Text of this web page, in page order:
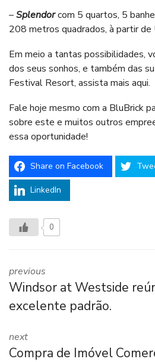
–Splendorcom 5 quartos, 5
208 metros quadrados, à partir
Em meio a tantas possibilidades,
dos seus sonhos, e também das
Festival Resort, assista mais aqui.
Fale hoje mesmo com a BluBrick
sobre este e muitos outros
essa oportunidade!
Share on Facebook
LinkedIn
0
previous
Windsor at Westside
excelente padrão.
next
Compra de Imóvel